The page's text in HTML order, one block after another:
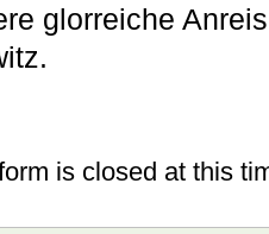
glorreiche
is closed at this